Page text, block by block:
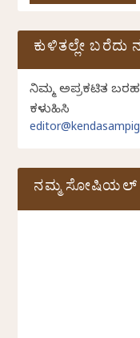
ಕುಳಿತಲ್ಲೇ ಬರೆದು
ನಿಮ್ಮ ಅಪ್ರಕಟಿತ
ಕಳುಹಿಸಿ
ನಮ್ಮ ಸೋಷಿಯಲ್‌